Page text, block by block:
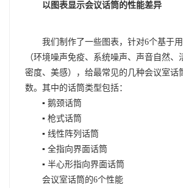
以图表显示会议话筒的性能差异
我们制作了一些图表，针对6个基于用
（环境噪声免疫、系统噪声、声音自然、
密度、美感），给最常见的几种会议室话
数。其中的话筒类型包括：
▪ 鹅颈话筒
▪ 枪式话筒
▪ 线性阵列话筒
▪ 全指向界面话筒
▪ 半心形指向界面话筒
会议室话筒的6个性能